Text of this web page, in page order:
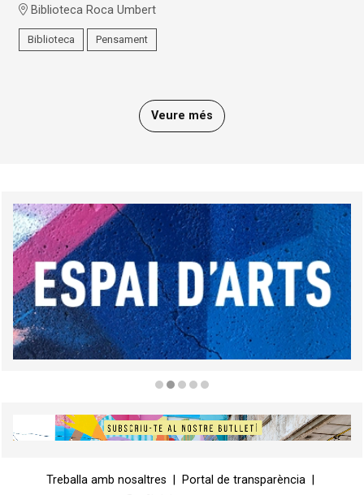
Biblioteca Roca Umbert
Biblioteca Pensament
Veure més
Treballa amb nosaltres
Portal de transparència